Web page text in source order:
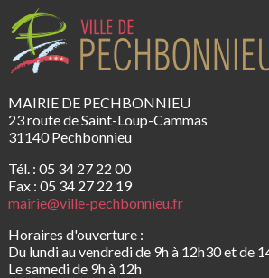
MAIRIE DE PECHBONNIEU
23 route de Saint-Loup-Cammas
31140 Pechbonnieu
Tél. : 05 34 27 22 00
Fax : 05 34 27 22 19
mairie@ville-pechbonnieu.fr
Horaires d'ouverture :
Du lundi au vendredi de 9h à 12h30 et de
Le samedi de 9h à 12h